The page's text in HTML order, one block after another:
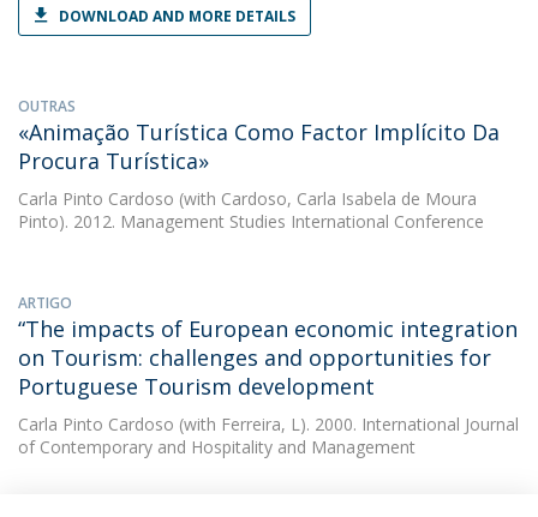
DOWNLOAD AND MORE DETAILS
OUTRAS
«Animação Turística Como Factor Implícito Da
Procura Turística»
Carla Pinto Cardoso (with Cardoso, Carla Isabela de Moura
Pinto). 2012. Management Studies International Conference
ARTIGO
“The impacts of European economic integration
on Tourism: challenges and opportunities for
Portuguese Tourism development
Carla Pinto Cardoso (with Ferreira, L). 2000. International Journal
of Contemporary and Hospitality and Management